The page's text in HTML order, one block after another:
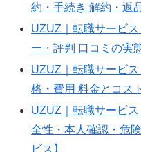
mini;
tokens=924;
when=2025-
10-
13T01:45:54Z;
slug=dian-
zhanishiero-
約・手続き 解約・返
UZUZ｜転職サービ
ー・評判 口コミの実
UZUZ｜転職サービ
格・費用 料金とコス
UZUZ｜転職サービ
全性・本人確認・危
ビス】